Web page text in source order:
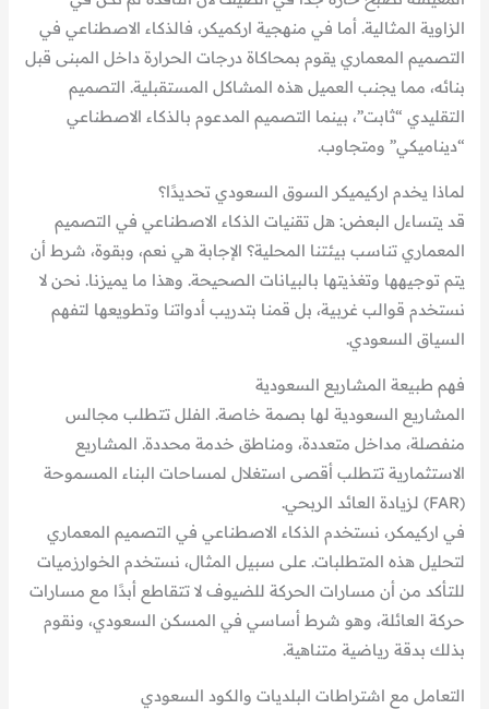
الزاوية المثالية. أما في منهجية اركميكر، فالذكاء الاصطناعي في
التصميم المعماري يقوم بمحاكاة درجات الحرارة داخل المبنى قبل
بنائه، مما يجنب العميل هذه المشاكل المستقبلية. التصميم
التقليدي “ثابت”، بينما التصميم المدعوم بالذكاء الاصطناعي
“ديناميكي” ومتجاوب.
لماذا يخدم اركيميكر السوق السعودي تحديدًا؟
قد يتساءل البعض: هل تقنيات الذكاء الاصطناعي في التصميم
المعماري تناسب بيئتنا المحلية؟ الإجابة هي نعم، وبقوة، شرط أن
يتم توجيهها وتغذيتها بالبيانات الصحيحة. وهذا ما يميزنا. نحن لا
نستخدم قوالب غربية، بل قمنا بتدريب أدواتنا وتطويعها لتفهم
السياق السعودي.
فهم طبيعة المشاريع السعودية
المشاريع السعودية لها بصمة خاصة. الفلل تتطلب مجالس
منفصلة، مداخل متعددة، ومناطق خدمة محددة. المشاريع
الاستثمارية تتطلب أقصى استغلال لمساحات البناء المسموحة
(FAR) لزيادة العائد الربحي.
في اركيمكر، نستخدم الذكاء الاصطناعي في التصميم المعماري
لتحليل هذه المتطلبات. على سبيل المثال، نستخدم الخوارزميات
للتأكد من أن مسارات الحركة للضيوف لا تتقاطع أبدًا مع مسارات
حركة العائلة، وهو شرط أساسي في المسكن السعودي، ونقوم
بذلك بدقة رياضية متناهية.
التعامل مع اشتراطات البلديات والكود السعودي